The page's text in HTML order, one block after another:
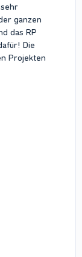
ganzen
das RP
Die
Projekten